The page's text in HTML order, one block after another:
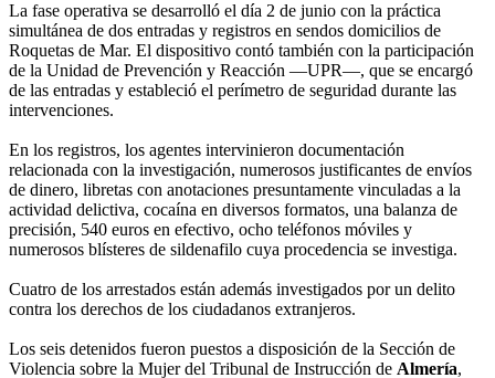
La fase operativa se desarrolló el día 2 de junio con la práctica
simultánea de dos entradas y registros en sendos domicilios de
Roquetas de Mar. El dispositivo contó también con la participación
de la Unidad de Prevención y Reacción —UPR—, que se encargó
de las entradas y estableció el perímetro de seguridad durante las
intervenciones.
En los registros, los agentes intervinieron documentación
relacionada con la investigación, numerosos justificantes de envíos
de dinero, libretas con anotaciones presuntamente vinculadas a la
actividad delictiva, cocaína en diversos formatos, una balanza de
precisión, 540 euros en efectivo, ocho teléfonos móviles y
numerosos blísteres de sildenafilo cuya procedencia se investiga.
Cuatro de los arrestados están además investigados por un delito
contra los derechos de los ciudadanos extranjeros.
Los seis detenidos fueron puestos a disposición de la Sección de
Violencia sobre la Mujer del Tribunal de Instrucción de Almería,